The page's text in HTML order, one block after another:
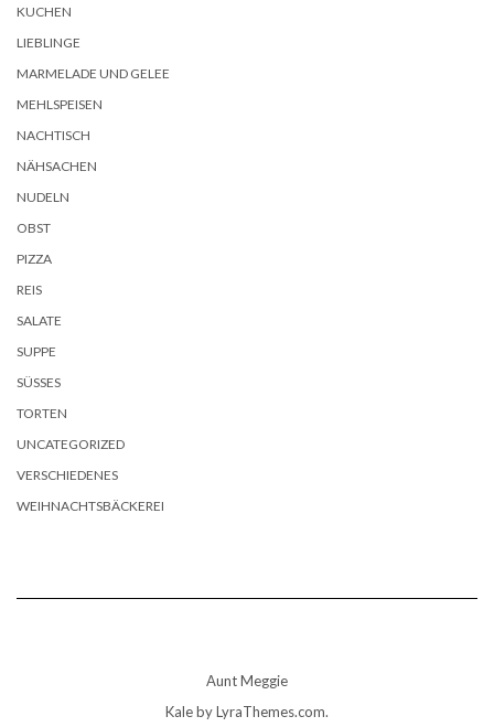
KUCHEN
LIEBLINGE
MARMELADE UND GELEE
MEHLSPEISEN
NACHTISCH
NÄHSACHEN
NUDELN
OBST
PIZZA
REIS
SALATE
SUPPE
SÜSSES
TORTEN
UNCATEGORIZED
VERSCHIEDENES
WEIHNACHTSBÄCKEREI
Aunt Meggie
Kaleby LyraThemes.com.